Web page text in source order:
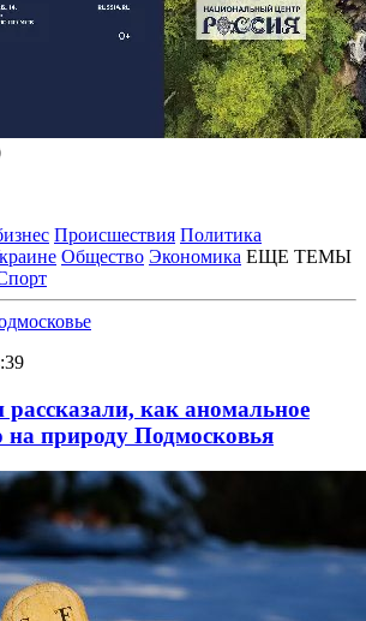
Происшествия Политика
Общество Экономика ЕЩЕ ТЕМЫ
как аномальное
на природу Подмосковья